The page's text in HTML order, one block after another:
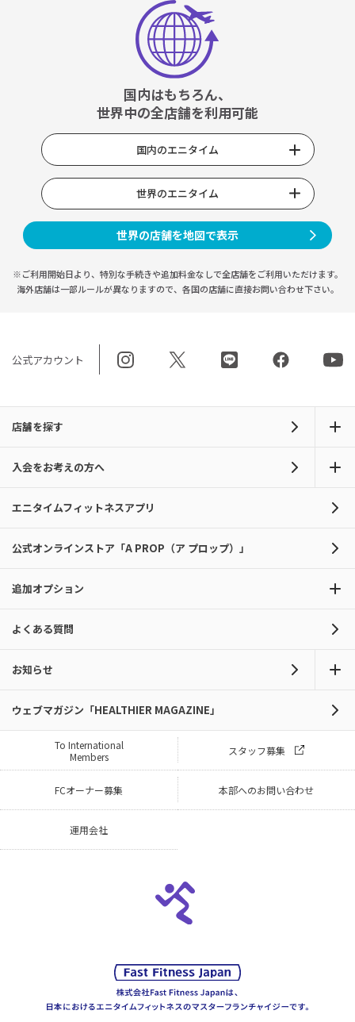
国内はもちろん、
世界中の全店舗を利用可能
国内のエニタイム
世界のエニタイム
世界の店舗を地図で表示
※ご利用開始日より、特別な手続きや追加料金なしで全店舗をご利用いただけます。
海外店舗は一部ルールが異なりますので、 各国の店舗に直接お問い合わせ下さい。
公式アカウント
店舗を探す
入会をお考えの方へ
エニタイムフィットネスアプリ
公式オンラインストア「A PROP（ア プロップ）」
追加オプション
よくある質問
お知らせ
ウェブマガジン「HEALTHIER MAGAZINE」
To International
Members
スタッフ募集
FCオーナー募集 本部へのお問い合わせ
運用会社